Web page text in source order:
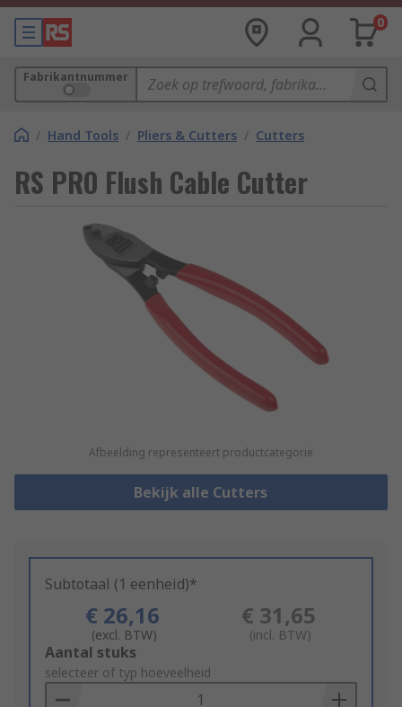
0
Fabrikantnummer
/ Hand Tools / Pliers & Cutters / Cutters
RS PRO Flush Cable Cutter
Afbeelding representeert productcategorie
Bekijk alle Cutters
Subtotaal (1 eenheid)*
€ 26,16
(excl. BTW)
€ 31,65
(incl. BTW)
Add
to
Basket
Aantal stuks
selecteer of typ hoeveelheid